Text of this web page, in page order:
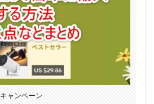
キャンペーン